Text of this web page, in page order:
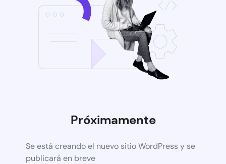
Próximamente
Se está creando el nuevo sitio WordPress y se
publicará en breve